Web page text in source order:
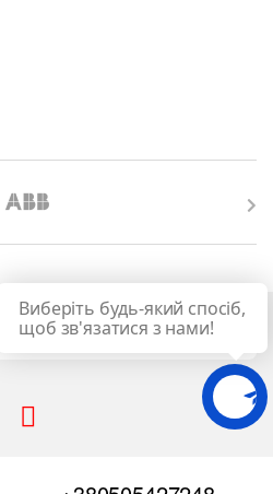
Виберіть будь-який спосіб,
щоб зв'язатися з нами!